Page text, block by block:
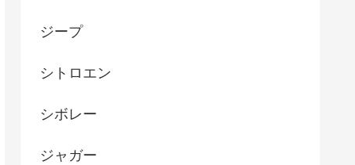
ジープ
シトロエン
シボレー
ジャガー